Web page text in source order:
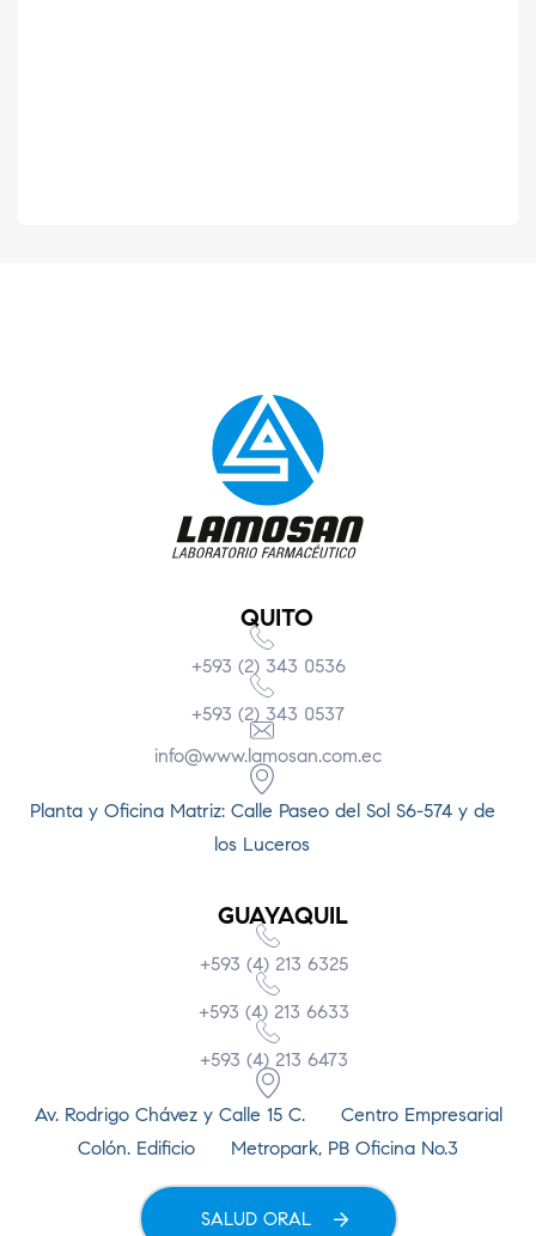
QUITO
+593 (2) 343 0536
+593 (2) 343 0537
info@www.lamosan.com.ec
Planta y Oficina Matriz: Calle Paseo del Sol S6-574 y de
los Luceros
GUAYAQUIL
+593 (4) 213 6325
+593 (4) 213 6633
+593 (4) 213 6473
Av. Rodrigo Chávez y Calle 15 C. Centro Empresarial
Colón. Edificio Metropark, PB Oficina No.3
SALUD ORAL